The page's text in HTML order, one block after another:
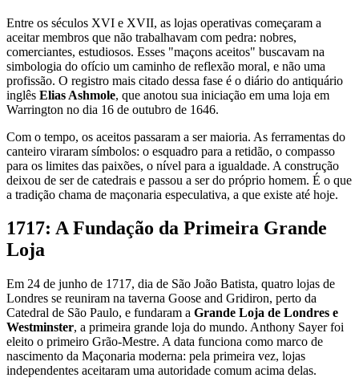
Entre os séculos XVI e XVII, as lojas operativas começaram a
aceitar membros que não trabalhavam com pedra: nobres,
comerciantes, estudiosos. Esses "maçons aceitos" buscavam na
simbologia do ofício um caminho de reflexão moral, e não uma
profissão. O registro mais citado dessa fase é o diário do antiquário
inglês Elias Ashmole, que anotou sua iniciação em uma loja em
Warrington no dia 16 de outubro de 1646.
Com o tempo, os aceitos passaram a ser maioria. As ferramentas do
canteiro viraram símbolos: o esquadro para a retidão, o compasso
para os limites das paixões, o nível para a igualdade. A construção
deixou de ser de catedrais e passou a ser do próprio homem. É o que
a tradição chama de maçonaria especulativa, a que existe até hoje.
1717: A Fundação da Primeira Grande
Loja
Em 24 de junho de 1717, dia de São João Batista, quatro lojas de
Londres se reuniram na taverna Goose and Gridiron, perto da
Catedral de São Paulo, e fundaram a Grande Loja de Londres e
Westminster, a primeira grande loja do mundo. Anthony Sayer foi
eleito o primeiro Grão-Mestre. A data funciona como marco de
nascimento da Maçonaria moderna: pela primeira vez, lojas
independentes aceitaram uma autoridade comum acima delas.